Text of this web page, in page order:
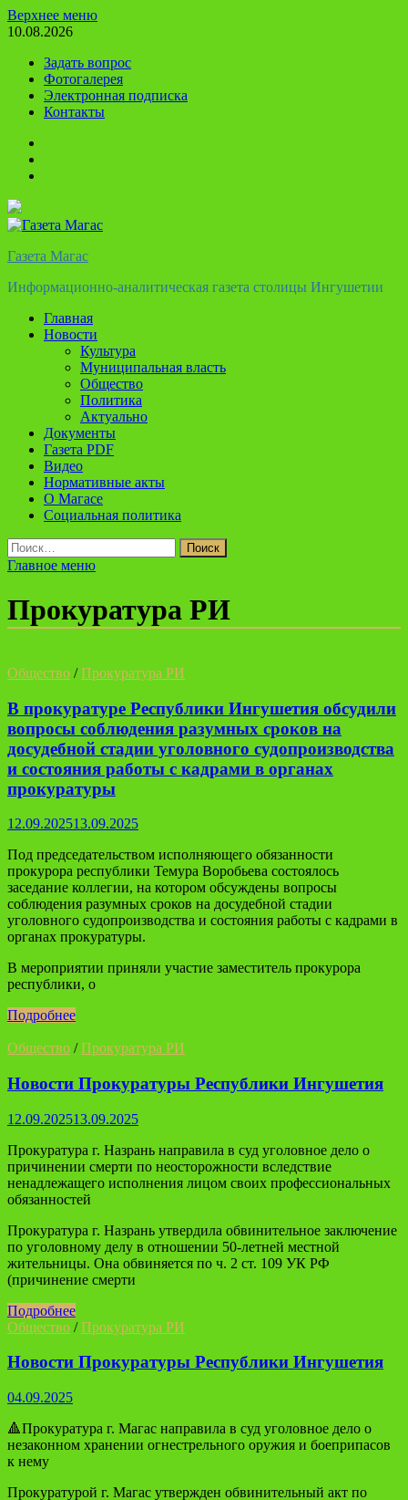
Перейти
к
Верхнее меню
10.08.2026
Задать вопрос
Фотогалерея
Электронная подписка
Контакты
Газета Магас
Информационно-аналитическая газета столицы Ингушетии
Главная
Новости
Культура
Муниципальная власть
Общество
Политика
Актуально
Документы
Газета PDF
Видео
Нормативные акты
О Магасе
Социальная политика
Найти:
Главное меню
Прокуратура РИ
Общество /Прокуратура РИ
В прокуратуре Республики Ингушетия обсудили
вопросы соблюдения разумных сроков на
досудебной стадии уголовного судопроизводства
и состояния работы с кадрами в органах
прокуратуры
12.09.202513.09.2025
Под председательством исполняющего обязанности
прокурора республики Темура Воробьева состоялось
заседание коллегии, на котором обсуждены вопросы
соблюдения разумных сроков на досудебной стадии
уголовного судопроизводства и состояния работы с кадрами в
органах прокуратуры.
В мероприятии приняли участие заместитель прокурора
республики, о
Подробнее
Общество /Прокуратура РИ
Новости Прокуратуры Республики Ингушетия
12.09.202513.09.2025
Прокуратура г. Назрань направила в суд уголовное дело о
причинении смерти по неосторожности вследствие
ненадлежащего исполнения лицом своих профессиональных
обязанностей
Прокуратура г. Назрань утвердила обвинительное заключение
по уголовному делу в отношении 50-летней местной
жительницы. Она обвиняется по ч. 2 ст. 109 УК РФ
(причинение смерти
Подробнее
Общество /Прокуратура РИ
Новости Прокуратуры Республики Ингушетия
04.09.2025
🔺Прокуратура г. Магас направила в суд уголовное дело о
незаконном хранении огнестрельного оружия и боеприпасов
к нему
Прокуратурой г. Магас утвержден обвинительный акт по